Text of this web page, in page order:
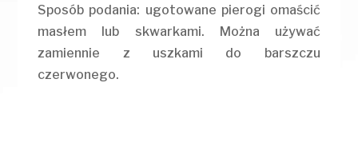
Sposób podania: ugotowane pierogi omaścić
masłem lub skwarkami. Można używać
zamiennie z uszkami do barszczu
czerwonego.